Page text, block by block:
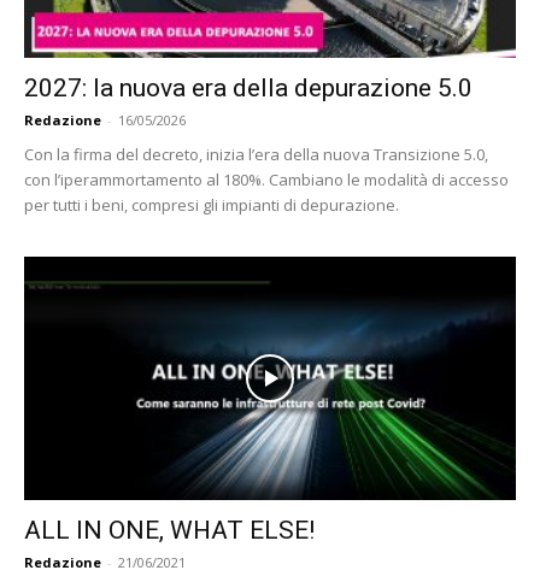
2027: la nuova era della depurazione 5.0
Redazione - 16/05/2026
Con la firma del decreto, inizia l’era della nuova Transizione 5.0,
con l’iperammortamento al 180%. Cambiano le modalità di accesso
per tutti i beni, compresi gli impianti di depurazione.
ALL IN ONE, WHAT ELSE!
Redazione - 21/06/2021